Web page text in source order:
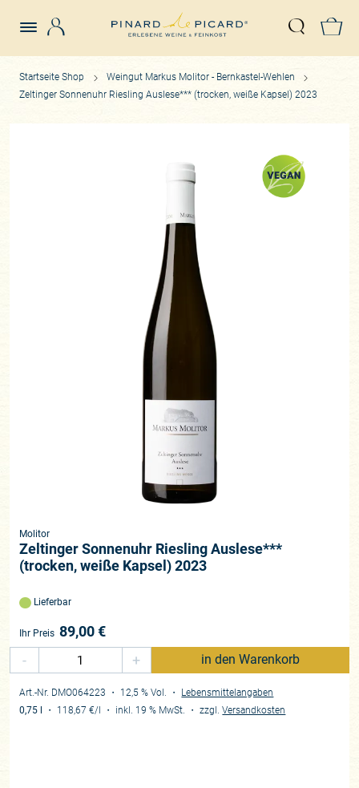
Suche
Startseite Shop
Weingut Markus Molitor - Bernkastel-Wehlen
Zeltinger Sonnenuhr Riesling Auslese*** (trocken, weiße Kapsel) 2023
Molitor
Zeltinger Sonnenuhr Riesling Auslese***
(trocken, weiße Kapsel) 2023
Lieferbar
Ihr Preis 89,00€
-
+ in den Warenkorb
Art.-Nr. DMO064223 ・ 12,5 % Vol. ・ Lebensmittelangaben
0,75 l
・ 118,67 €/l ・ inkl. 19 % MwSt. ・zzgl.Versandkosten